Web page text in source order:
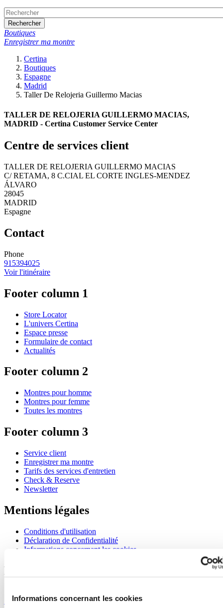
Informations concernant les cookies
Rechercher
Boutiques
Enregistrer ma montre
Certina
Boutiques
Espagne
Madrid
Taller De Relojeria Guillermo Macias
TALLER DE RELOJERIA GUILLERMO MACIAS,
MADRID - Certina Customer Service Center
Centre de services client
TALLER DE RELOJERIA GUILLERMO MACIAS
C/ RETAMA, 8 C.CIAL EL CORTE INGLES-MENDEZ
ÁLVARO
28045
MADRID
Espagne
Contact
Phone
915394025
Voir l'itinéraire
Footer column 1
Store Locator
L'univers Certina
Espace presse
Formulaire de contact
Actualités
Footer column 2
Montres pour homme
Montres pour femme
Toutes les montres
Footer column 3
Service client
Enregistrer ma montre
Tarifs des services d'entretien
Check & Reserve
Newsletter
Mentions légales
Conditions d'utilisation
Déclaration de Confidentialité
Informations concernant les cookies
Rejoignez le club CERTINA
S'inscrire